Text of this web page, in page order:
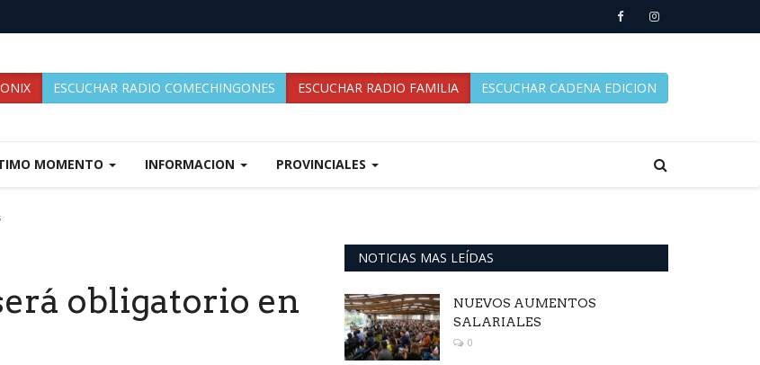
ESCUCHAR RADIO COMECHINGONES ESCUCHAR RADIO FAMILIA ESCUCHAR CADENA EDICION
MOMENTO INFORMACION PROVINCIALES
obligatorio en
NOTICIAS MAS LEÍDAS
NUEVOS AUMENTOS
SALARIALES
0